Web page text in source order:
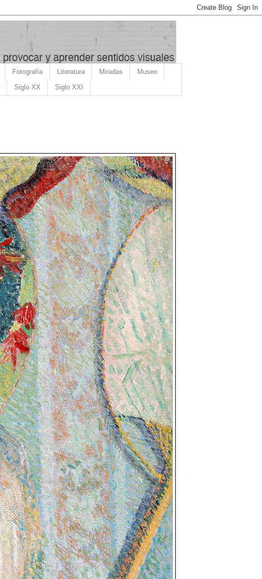
Fotografía Literatura Miradas Museo
Siglo XX Siglo XXI